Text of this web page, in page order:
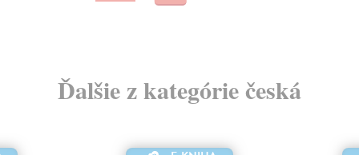
Ďalšie z kategórie česká